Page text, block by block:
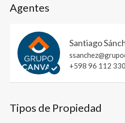
Agentes
Santiago
+598 96 112 330
Tipos de Propiedad